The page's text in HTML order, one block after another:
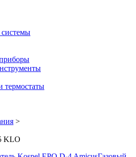
термостаты
>
KLO